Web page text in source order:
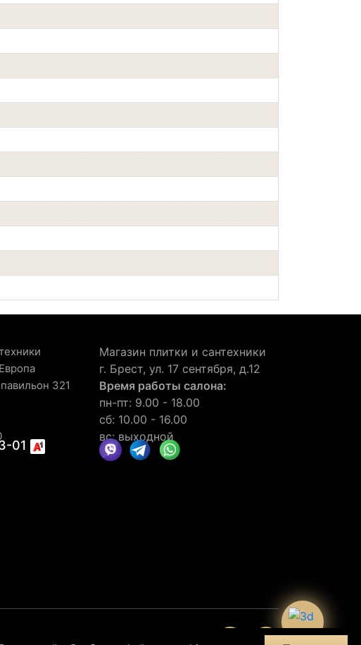
321
01
Магазин плитки и сантехники
г. Брест, ул. 17 сентября, д.12
Время работы салона:
пн-пт: 9.00 - 18.00
сб: 10.00 - 16.00
вс: выходной